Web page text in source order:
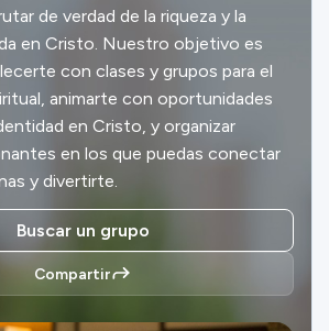
de verdad de la riqueza y la
en Cristo. Nuestro objetivo es
con clases y grupos para el
animarte con oportunidades
en Cristo, y organizar
en los que puedas conectar
y divertirte.
Buscar un grupo
Compartir